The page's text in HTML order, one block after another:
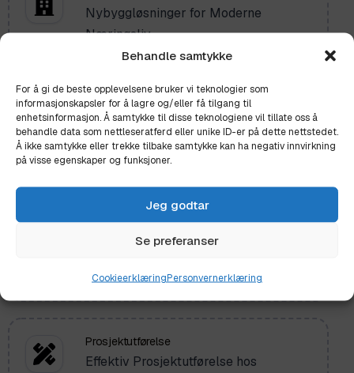
Behandle samtykke
For å gi de beste opplevelsene bruker vi teknologier som
informasjonskapsler for å lagre og/eller få tilgang til
enhetsinformasjon. Å samtykke til disse teknologiene vil tillate oss å
behandle data som nettleseratferd eller unike ID-er på dette nettstedet.
Å ikke samtykke eller trekke tilbake samtykke kan ha negativ innvirkning
på visse egenskaper og funksjoner.
Jeg godtar
Se preferanser
CookieerklæringPersonvernerklæring
Nybyggløsninger for Moderne
Næringsliv
Tilbygg
Få mer plass og funksjonalitet med
skreddersydde tilbygg
fra Nyttbygg.no – Forvandle Din
Eiendom
Prosjektutførelse
Effektiv Prosjektutførelse hos